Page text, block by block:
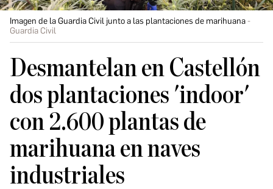
Imagen de la Guardia Civil junto a las plantaciones de marihuana
Guardia Civil
Desmantelan en Castellón
dos plantaciones 'indoor'
con 2.600 plantas de
marihuana en naves
industriales